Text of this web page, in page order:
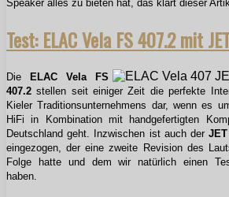
Speaker alles zu bieten hat, das klärt dieser
Test: ELAC Vela FS 407.2 mit
Die
ELAC Vela FS
407.2 stellen seit einiger Zeit die perfekte
Kieler Traditionsunternehmens dar, wenn es
HiFi in Kombination mit handgefertigten
Deutschland geht. Inzwischen ist auch der
eingezogen, der eine zweite Revision des
Folge hatte und dem wir natürlich einen
haben.